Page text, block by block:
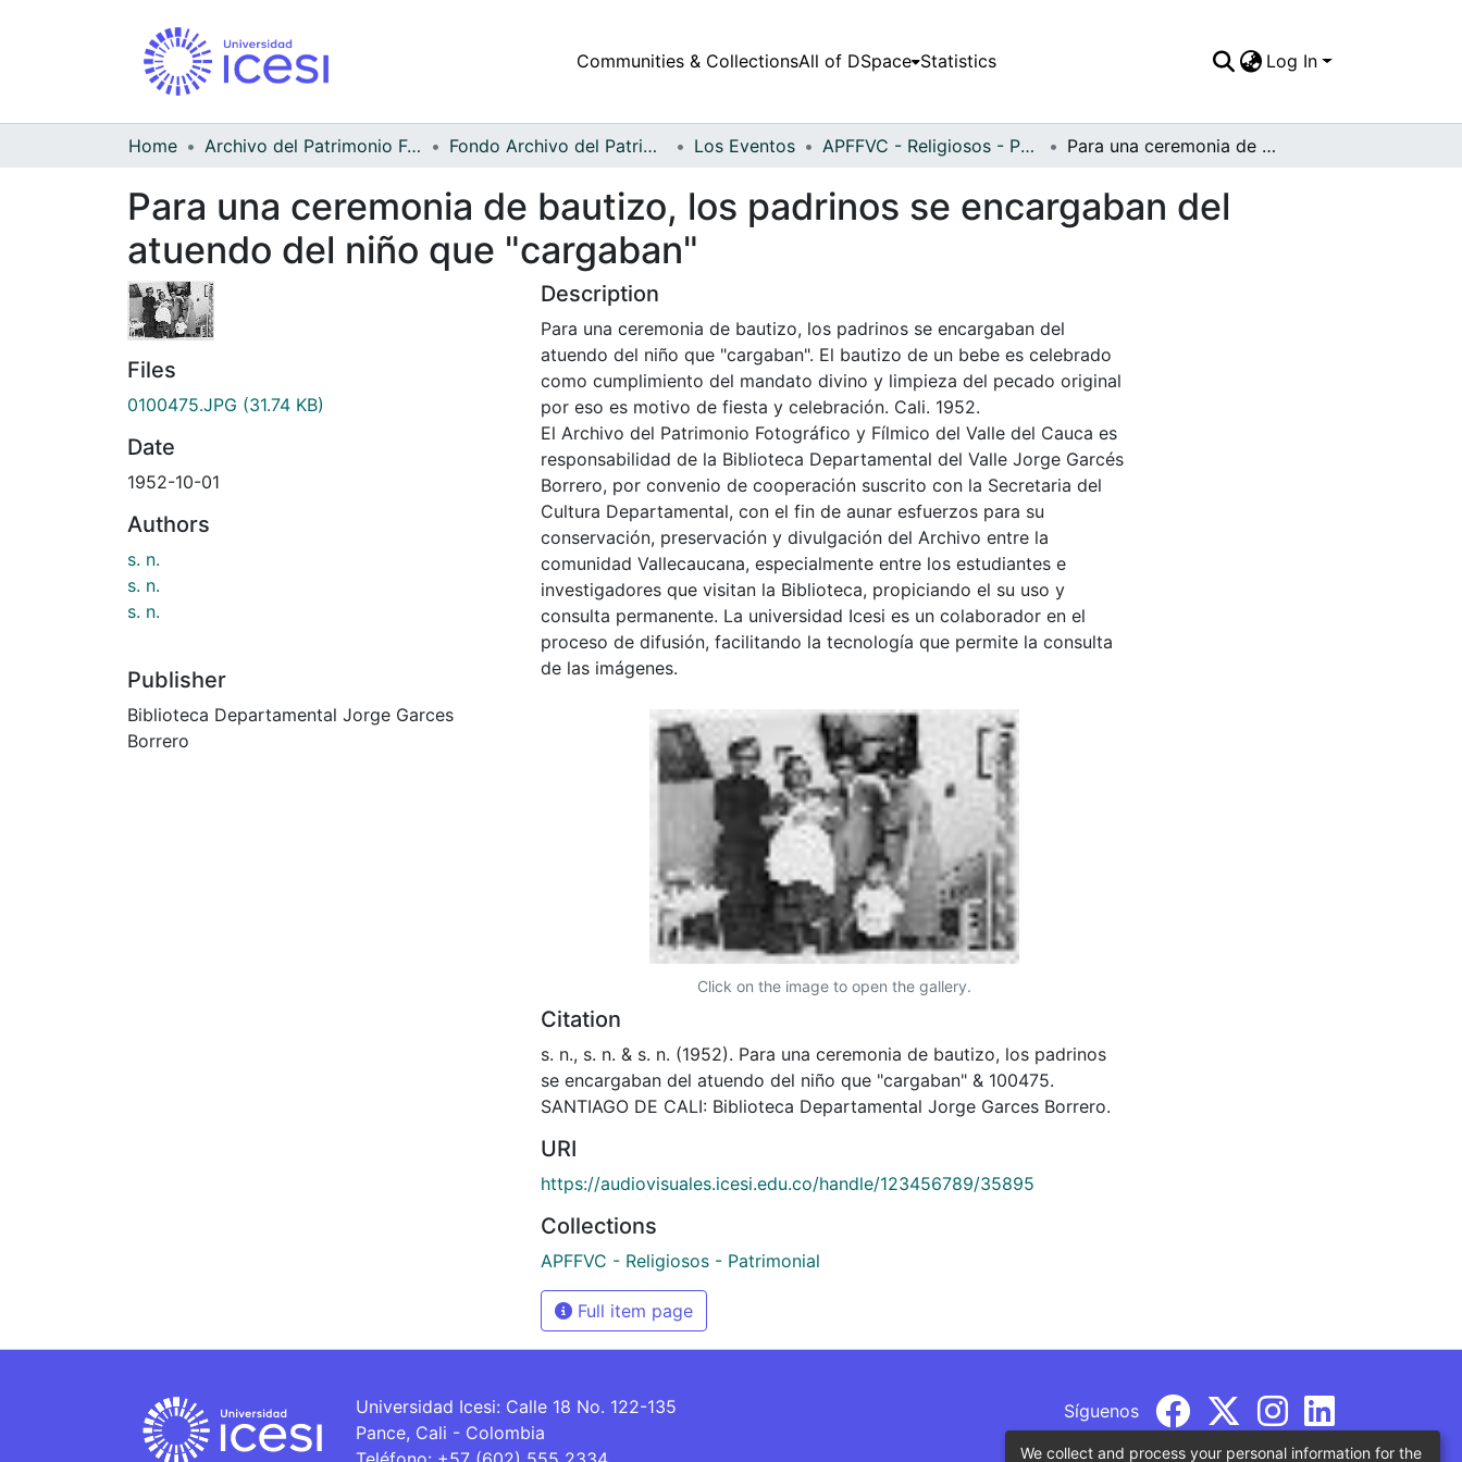
Communities & CollectionsAll of DSpace Statistics Log In
Home Archivo del Patrimonio Fotográfico y Fílmico del Valle del Cauca Fondo Archivo del Patrimonio Fotográfico y Fílmico del Valle del Cauca Los Eventos APFFVC - Religiosos - Patrimonial Para una ceremonia de bautizo, los padrinos se encargaban del atuendo del niño que "cargaban"
Para una ceremonia de bautizo, los padrinos se encargaban del
atuendo del niño que "cargaban"
Files
0100475.JPG (31.74 KB)
Date
1952-10-01
Authors
s. n.
s. n.
s. n.
Publisher
Biblioteca Departamental Jorge Garces
Borrero
Description
Para una ceremonia de bautizo, los padrinos se encargaban del
atuendo del niño que "cargaban". El bautizo de un bebe es celebrado
como cumplimiento del mandato divino y limpieza del pecado original
por eso es motivo de fiesta y celebración. Cali. 1952.
El Archivo del Patrimonio Fotográfico y Fílmico del Valle del Cauca es
responsabilidad de la Biblioteca Departamental del Valle Jorge Garcés
Borrero, por convenio de cooperación suscrito con la Secretaria del
Cultura Departamental, con el fin de aunar esfuerzos para su
conservación, preservación y divulgación del Archivo entre la
comunidad Vallecaucana, especialmente entre los estudiantes e
investigadores que visitan la Biblioteca, propiciando el su uso y
consulta permanente. La universidad Icesi es un colaborador en el
proceso de difusión, facilitando la tecnología que permite la consulta
de las imágenes.
Click on the image to open the gallery.
Citation
s. n., s. n. & s. n. (1952). Para una ceremonia de bautizo, los padrinos
se encargaban del atuendo del niño que "cargaban" & 100475.
SANTIAGO DE CALI: Biblioteca Departamental Jorge Garces Borrero.
URI
https://audiovisuales.icesi.edu.co/handle/123456789/35895
Collections
APFFVC - Religiosos - Patrimonial
Full item page
Universidad Icesi: Calle 18 No. 122-135
Pance, Cali - Colombia
Síguenos
We collect and process your personal information for the